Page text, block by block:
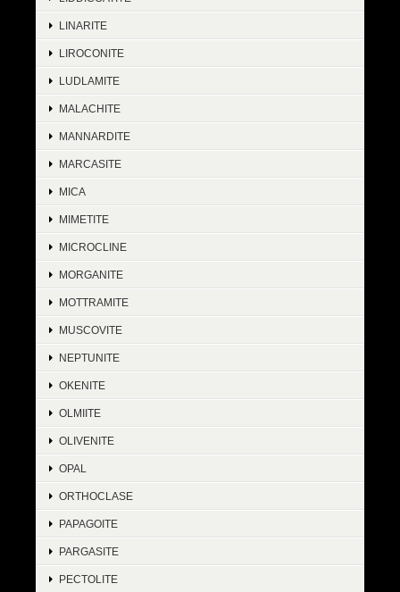
LINARITE
LIROCONITE
LUDLAMITE
MALACHITE
MANNARDITE
MARCASITE
MICA
MIMETITE
MICROCLINE
MORGANITE
MOTTRAMITE
MUSCOVITE
NEPTUNITE
OKENITE
OLMIITE
OLIVENITE
OPAL
ORTHOCLASE
PAPAGOITE
PARGASITE
PECTOLITE